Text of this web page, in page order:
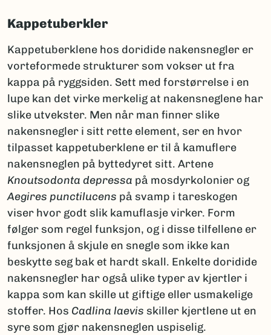
Kappetuberkler
Kappetuberklene hos doridide nakensnegler er
vorteformede strukturer som vokser ut fra
kappa på ryggsiden. Sett med forstørrelse i en
lupe kan det virke merkelig at nakensneglene har
slike utvekster. Men når man finner slike
nakensnegler i sitt rette element, ser en hvor
tilpasset kappetuberklene er til å kamuflere
nakensneglen på byttedyret sitt. Artene
Knoutsodonta depressa på mosdyrkolonier og
Aegires punctilucens på svamp i tareskogen
viser hvor godt slik kamuflasje virker. Form
følger som regel funksjon, og i disse tilfellene er
funksjonen å skjule en snegle som ikke kan
beskytte seg bak et hardt skall. Enkelte doridide
nakensnegler har også ulike typer av kjertler i
kappa som kan skille ut giftige eller usmakelige
stoffer. Hos Cadlina laevis skiller kjertlene ut en
syre som gjør nakensneglen uspiselig.